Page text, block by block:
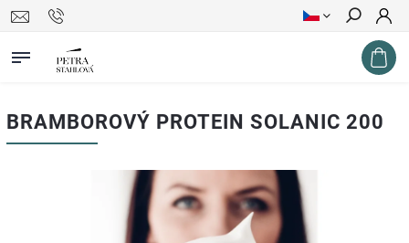
Hledat
BRAMBOROVÝ PROTEIN SOLANIC 200